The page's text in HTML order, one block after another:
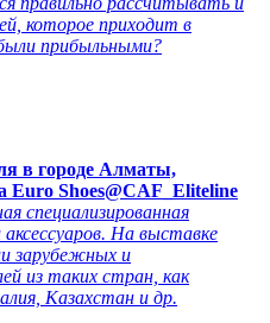
которое приходит в
прибыльными?
в городе Алматы,
Euro Shoes@CAF_Eliteline
специализированная
На выставке
зарубежных и
из таких стран, как
Казахстан и др.